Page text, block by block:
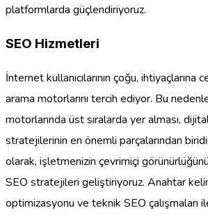
platformlarda güçlendiriyoruz.
SEO Hizmetleri
İnternet kullanıcılarının çoğu, ihtiyaçlarına
arama motorlarını tercih ediyor. Bu
motorlarında üst sıralarda yer alması,
stratejilerinin en önemli parçalarından
olarak, işletmenizin çevrimiçi
SEO stratejileri geliştiriyoruz. Anahtar
optimizasyonu ve teknik SEO çalışmaları